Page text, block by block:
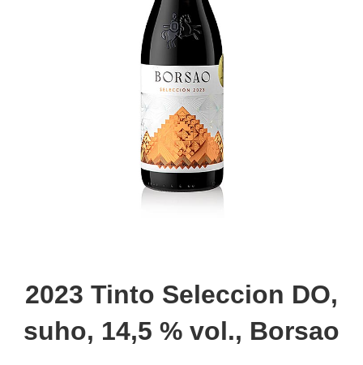
2023 Tinto Seleccion DO,
suho, 14,5 % vol., Borsao